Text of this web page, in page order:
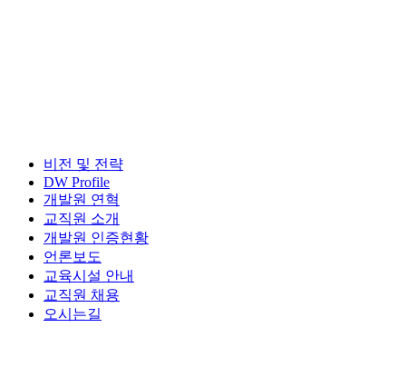
비전 및 전략
DW Profile
개발원 연혁
교직원 소개
개발원 인증현황
언론보도
교육시설 안내
교직원 채용
오시는길